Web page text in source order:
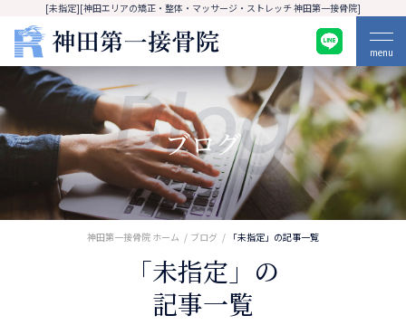
[未指定][神田エリアの矯正・整体・マッサージ・ストレッチ 神田第一接骨院]
menu
Blog
ブログ
神田第一接骨院 ホーム ブログ 「未指定」の記事一覧
「未指定」の
記事一覧